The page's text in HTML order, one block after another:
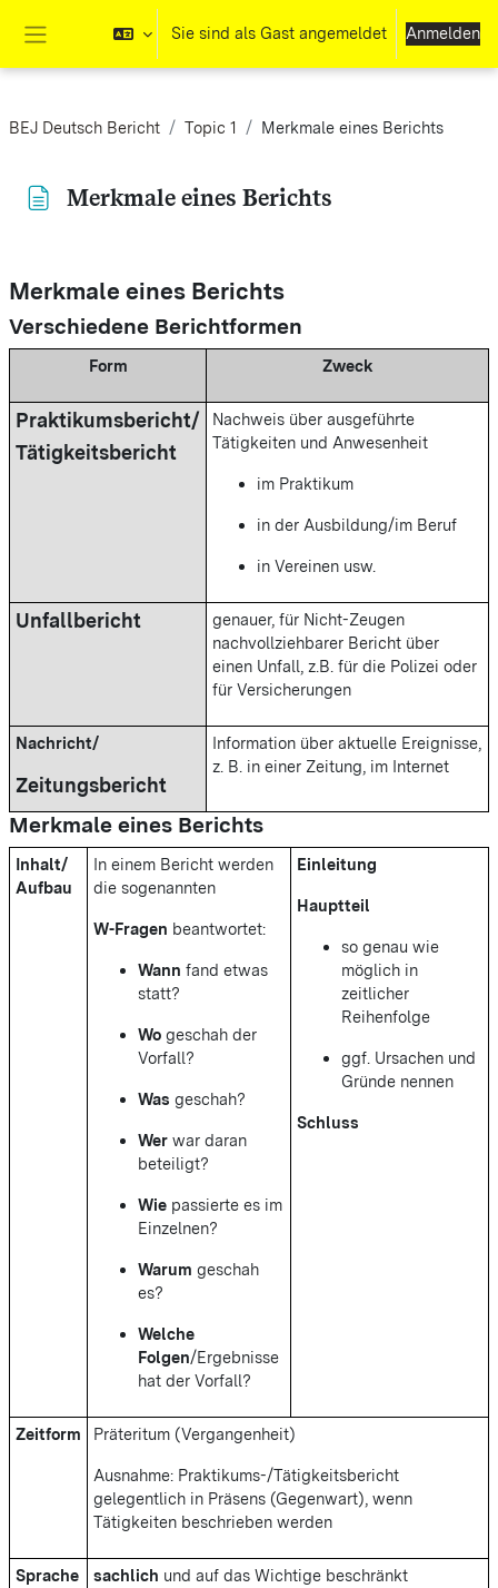
Website-Übersicht
Sie sind als Gast angemeldet Anmelden
BEJ Deutsch Bericht Topic 1 Merkmale eines Berichts
Merkmale eines Berichts
Merkmale eines Berichts
Verschiedene Berichtformen
Form Zweck
Praktikumsbericht/
Tätigkeitsbericht
Nachweis über ausgeführte
Tätigkeiten und Anwesenheit
im Praktikum
in der Ausbildung/im Beruf
in Vereinen usw.
Unfallbericht
genauer, für Nicht-Zeugen
nachvollziehbarer Bericht über
einen Unfall, z.B. für die Polizei oder
für Versicherungen
Nachricht/
Zeitungsbericht
Information über aktuelle Ereignisse,
z. B. in einer Zeitung, im Internet
Merkmale eines Berichts
Inhalt/
Aufbau
In einem Bericht werden
die sogenannten
W-Fragen beantwortet:
Wann fand etwas
statt?
Wo geschah der
Vorfall?
Was geschah?
Wer war daran
beteiligt?
Wie passierte es im
Einzelnen?
Warum geschah
es?
Welche
Folgen/Ergebnisse
hat der Vorfall?
Einleitung
Hauptteil
so genau wie
möglich in
zeitlicher
Reihenfolge
ggf. Ursachen und
Gründe nennen
Schluss
Zeitform Präteritum (Vergangenheit)
Ausnahme: Praktikums-/Tätigkeitsbericht
gelegentlich in Präsens (Gegenwart), wenn
Tätigkeiten beschrieben werden
Sprache sachlich und auf das Wichtige beschränkt